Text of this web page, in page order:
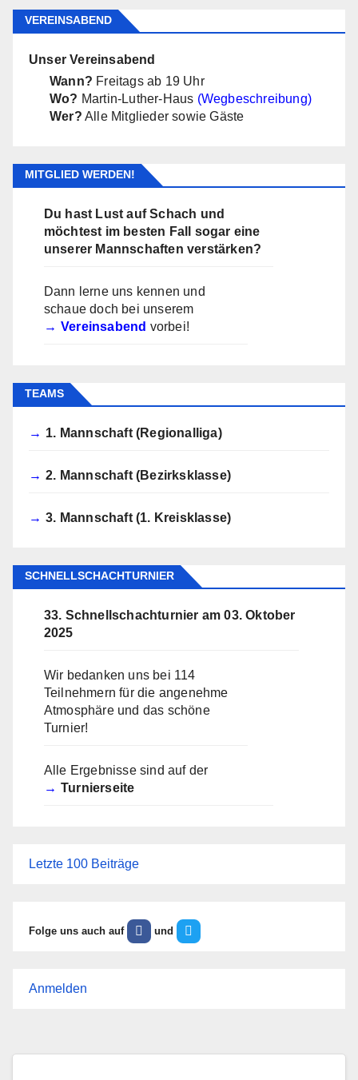
VEREINSABEND
Unser Vereinsabend
Wann? Freitags ab 19 Uhr
Wo? Martin-Luther-Haus (Wegbeschreibung)
Wer? Alle Mitglieder sowie Gäste
MITGLIED WERDEN!
Du hast Lust auf Schach und
möchtest im besten Fall sogar eine
unserer Mannschaften verstärken?
Dann lerne uns kennen und
schaue doch bei unserem
Vereinsabend vorbei!
TEAMS
1. Mannschaft (Regionalliga)
2. Mannschaft (Bezirksklasse)
3. Mannschaft (1. Kreisklasse)
SCHNELLSCHACHTURNIER
33. Schnellschachturnier am 03. Oktober
2025
Wir bedanken uns bei 114
Teilnehmern für die angenehme
Atmosphäre und das schöne
Turnier!
Alle Ergebnisse sind auf der
Turnierseite
Letzte 100 Beiträge
Folge uns auch auf und
Anmelden